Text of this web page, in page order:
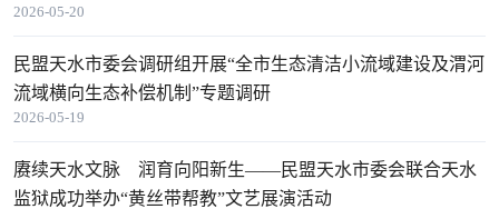
2026-05-20
2026-05-19
民盟天水市委会调研组开展“全市生态清洁小流域建设及渭河
流域横向生态补偿机制”专题调研
赓续天水文脉 润育向阳新生——民盟天水市委会联合天水
监狱成功举办“黄丝带帮教”文艺展演活动